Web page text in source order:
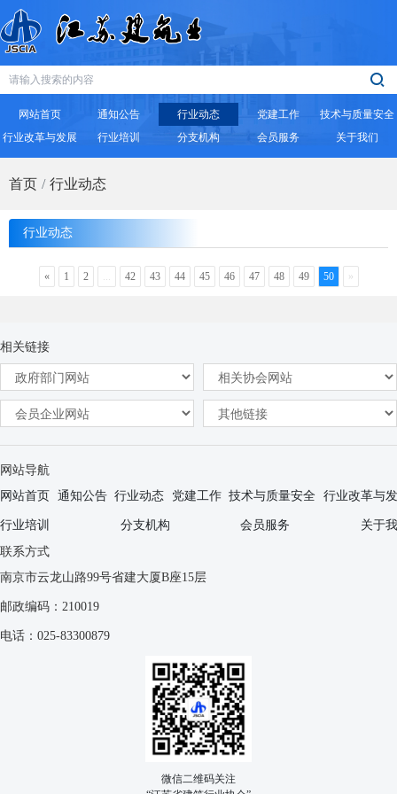
网站首页 通知公告 行业动态 党建工作
技术与质量安全
行业改革与发展
行业培训 分支机构 会员服务 关于我们
首页 行业动态
行业动态
« 1 2 ... 42 43 44 45 46 47 48 49 50 »
相关链接
网站导航
网站首页
通知公告 行业动态 党建工作 技术与质量安全 行业改革与
行业培训 分支机构 会员服务
关于
联系方式
南京市云龙山路99号省建大厦B座15层
邮政编码：210019
电话：025-83300879
微信二维码关注